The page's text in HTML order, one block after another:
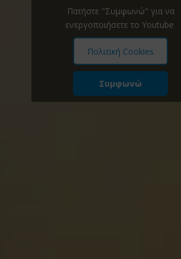
Πατήστε "Συμφωνώ" για να
ενεργοποιήσετε το Youtube
Πολιτική Cookies
Συμφωνώ